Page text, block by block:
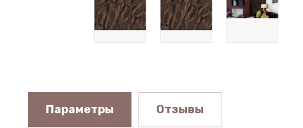
Параметры Отзывы